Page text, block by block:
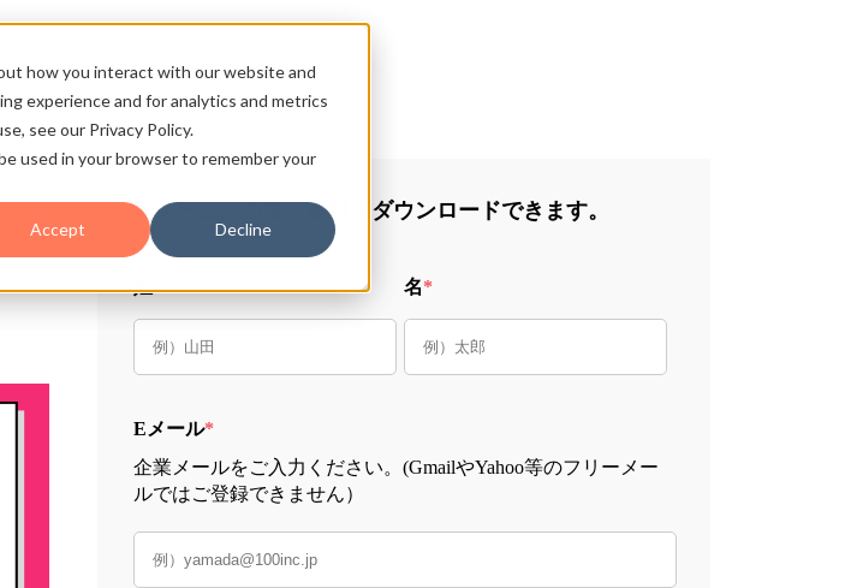
how you interact with our website and
experience and for analytics and metrics
see our Privacy Policy.
used in your browser to remember your
Accept Decline
フォーム入力後、資料をダウンロードできます。
姓* 名*
Eメール*
企業メールをご入力ください。(GmailやYahoo等のフリーメー
ルではご登録できません）